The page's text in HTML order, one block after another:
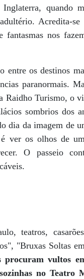
quando
Acredita-
fantasmas nos
entre os destinos
paranormais.
Raidho Turismo, o
sombrios dos
dia da imagem de
ver os olhos de
O passeio
teatros,
"Bruxas Soltas
procuram vultos
no Teatro